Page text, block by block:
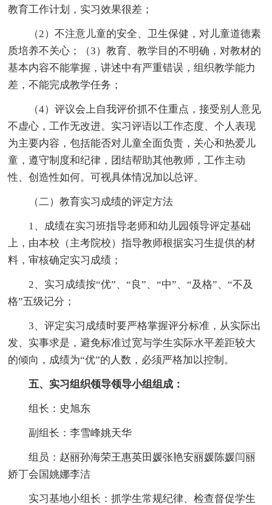
教育工作计划，实习效果很差；
（2）不注意儿童的安全、卫生保健，对儿童道德素
质培养不关心；（3）教育、教学目的不明确，对教材的
基本内容不能掌握，讲述中有严重错误，组织教学能力
差，不能完成教学任务；
（4）评议会上自我评价抓不住重点，接受别人意见
不虚心，工作无改进。实习评语以工作态度、个人表现
为主要内容，包括能否对儿童全面负责，关心和热爱儿
童，遵守制度和纪律，团结帮助其他教师，工作主动
性、创造性如何。可视具体情况加以总评。
（二）教育实习成绩的评定方法
1、成绩在实习班指导老师和幼儿园领导评定基础
上，由本校（主考院校）指导教师根据实习生提供的材
料，审核确定实习成绩；
2、实习成绩按“优”、“良”、“中”、“及格”、“不及
格”五级记分；
3、评定实习成绩时要严格掌握评分标准，从实际出
发、实事求是，避免标准过宽与学生实际水平差距较大
的倾向，成绩为“优”的人数，必须严格加以控制。
五、实习组织领导领导小组组成：
组长：史旭东
副组长：李雪峰姚天华
组员：赵丽孙海荣王惠英田媛张艳安丽媛陈媛闫丽
娇丁会国姚娜李洁
实习基地小组长：抓学生常规纪律、检查督促学生